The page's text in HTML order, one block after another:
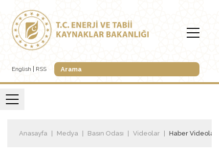
English RSS
Anasayfa Medya Basın Odası Videolar Haber Videoları